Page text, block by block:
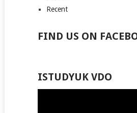
Recent
FIND US ON
ISTUDYUK VDO